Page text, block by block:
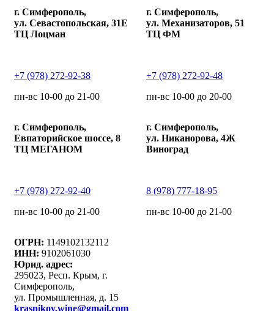
г. Симферополь,
ул. Севастопольская, 31Е
ТЦ Лоцман
+7 (978) 272-92-38
пн-вс 10-00 до 21-00
г. Симферополь,
ул. Механизаторов, 51
ТЦ ФМ
+7 (978) 272-92-48
пн-вс 10-00 до 20-00
г. Симферополь,
Евпаторийское шоссе, 8
ТЦ МЕГАНОМ
+7 (978) 272-92-40
пн-вс 10-00 до 21-00
г. Симферополь,
ул. Никанорова, 4Ж
Виноград
8 (978) 777-18-95
пн-вс 10-00 до 21-00
ОГРН: 1149102132112
ИНН: 9102061030
Юрид. адрес:
295023, Респ. Крым, г.
Симферополь,
ул. Промышленная, д. 15
krasnikov.wine@gmail.com